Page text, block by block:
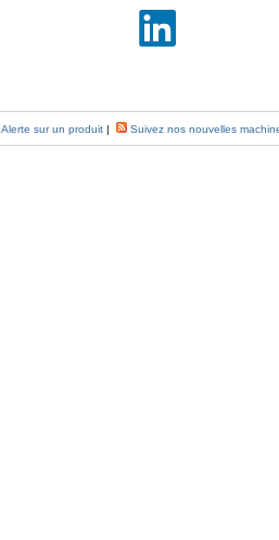
Alerte sur un produit | Suivez nos nouvelles